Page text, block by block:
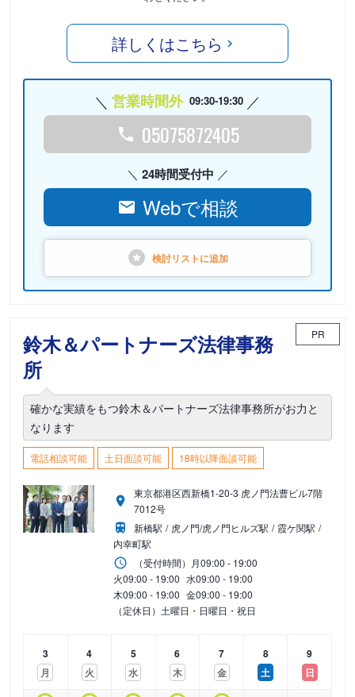
詳しくはこちら
営業時間外 09:30-19:30
05075872405
24時間受付中
Webで相談
検討リストに追加
鈴木＆パートナーズ法律事務
所
PR
確かな実績をもつ鈴木＆パートナーズ法律事務所がお力と
なります
電話相談可能 土日面談可能 18時以降面談可能
東京都港区西新橋1-20-3 虎ノ門法曹ビル7階
7012号
新橋駅
虎ノ門/虎ノ門ヒルズ駅
霞ケ関駅
内幸町駅
（受付時間） 月09:00 - 19:00
火09:00 - 19:00 水09:00 - 19:00
木09:00 - 19:00 金09:00 - 19:00
（定休日）土曜日・日曜日・祝日
3
月
4
火
5
水
6
木
7
金
8
土
9
日